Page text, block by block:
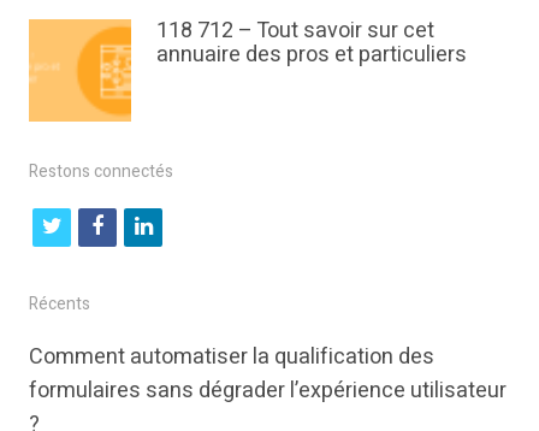
118 712 – Tout savoir sur cet
annuaire des pros et particuliers
Restons connectés
t
i
t
f
b
l
k
e
Récents
Comment automatiser la qualification des
formulaires sans dégrader l’expérience utilisateur